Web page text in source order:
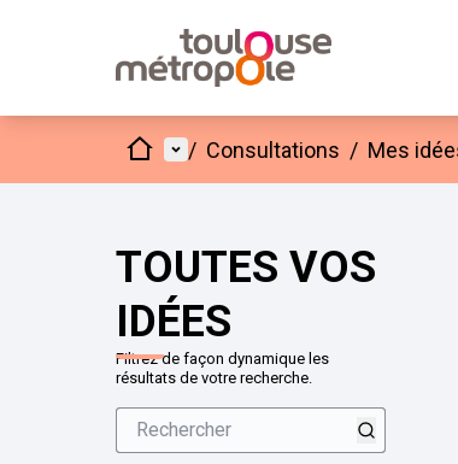
AccueilMenu principal
/ Consultations / Mes
TOUTES VOS
IDÉES
Filtrez de façon dynamique les
résultats de votre recherche.